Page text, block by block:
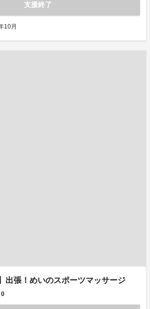
支援終了
10月
出張！めいのスポーツマッサージ
0